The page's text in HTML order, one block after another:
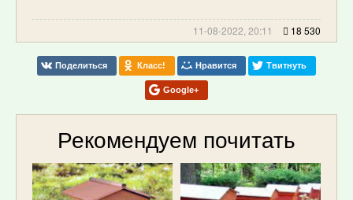
11-08-2022, 20:11 18 530
Поделиться Класс! Нравится Твитнуть
Google+
Рекомендуем почитать